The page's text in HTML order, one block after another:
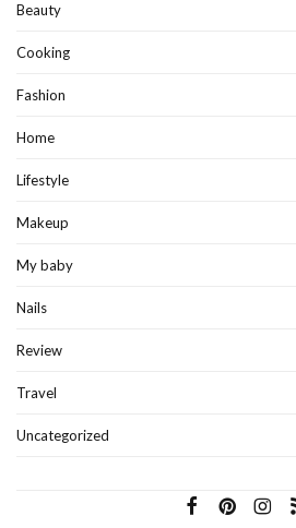
Beauty
Cooking
Fashion
Home
Lifestyle
Makeup
My baby
Nails
Review
Travel
Uncategorized